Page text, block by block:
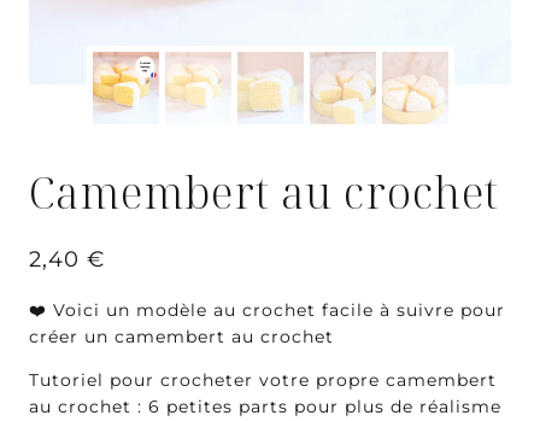
Camembert au crochet
2,40 €
❤️ Voici un modèle au crochet facile à suivre pour
créer un camembert au crochet
Tutoriel pour crocheter votre propre camembert
au crochet : 6 petites parts pour plus de réalisme